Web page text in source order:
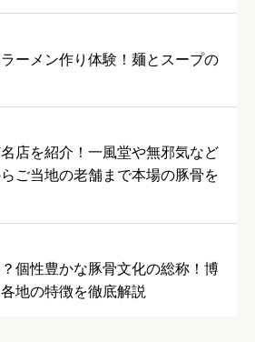
ーメン作り体験！麺とスープの
店を紹介！一風堂や無邪気など
ご当地の老舗まで本場の豚骨を
個性豊かな豚骨文化の総称！博
地の特徴を徹底解説